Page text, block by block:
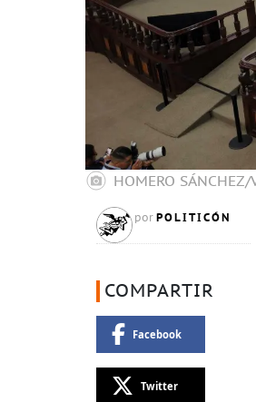
HOMERO SÁNCHEZ/
por POLITICÓN
COMPARTIR
Facebook
Twitter